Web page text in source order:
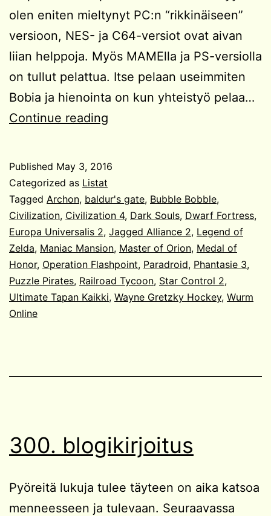
olen eniten mieltynyt PC:n “rikkinäiseen”
versioon, NES- ja C64-versiot ovat aivan
liian helppoja. Myös MAMElla ja PS-versiolla
on tullut pelattua. Itse pelaan useimmiten
Bobia ja hienointa on kun yhteistyö pelaa…
Continue reading
aikojen
Published May 3, 2016
Categorized as Listat
Tagged Archon, baldur's gate, Bubble Bobble,
Civilization, Civilization 4, Dark Souls, Dwarf Fortress,
Europa Universalis 2, Jagged Alliance 2, Legend of
Zelda, Maniac Mansion, Master of Orion, Medal of
Honor, Operation Flashpoint, Paradroid, Phantasie 3,
Puzzle Pirates, Railroad Tycoon, Star Control 2,
Ultimate Tapan Kaikki, Wayne Gretzky Hockey, Wurm
Online
300. blogikirjoitus
Pyöreitä lukuja tulee täyteen on aika katsoa
menneesseen ja tulevaan. Seuraavassa